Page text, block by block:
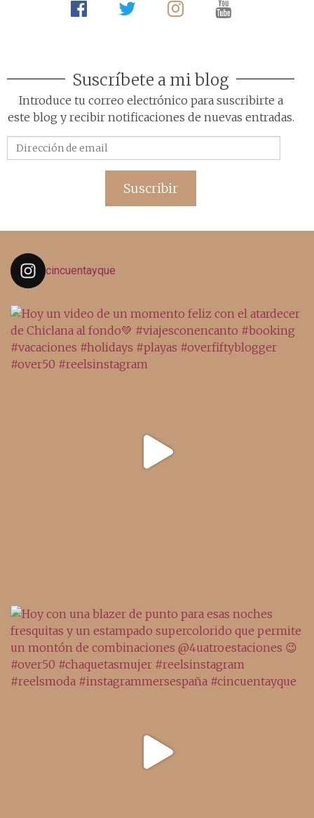
Suscríbete a mi blog
Introduce tu correo electrónico para suscribirte a
este blog y recibir notificaciones de nuevas entradas.
de
Suscribir
cincuentayque